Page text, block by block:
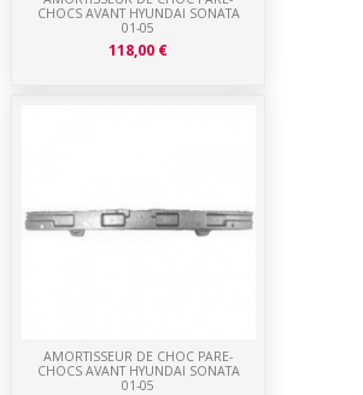
AMORTISSEUR DE CHOC PARE-
CHOCS AVANT HYUNDAI SONATA
01-05
CHOCS AVANT HYUNDAI SONATA
01-05
118,00 €